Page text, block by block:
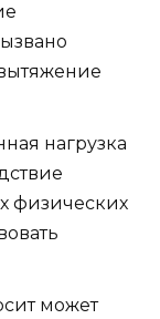
нагрузка
физических
может